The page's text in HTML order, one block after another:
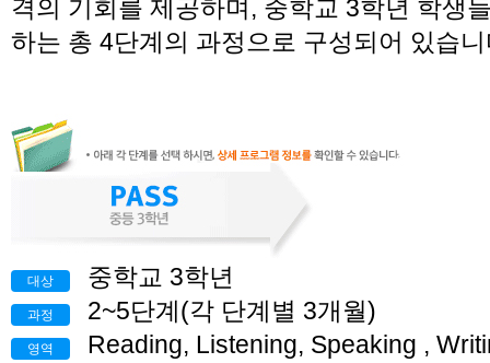
격의 기회를 제공하며, 중학교 3학년 학생
하는 총 4단계의 과정으로 구성되어 있습
대상 중학교 3학년
과정 2~5단계(각 단계별 3개월)
영역 Reading, Listening, Speaking ,